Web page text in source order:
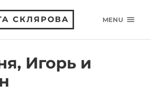
СКЛЯРОВА MENU
Игорь и